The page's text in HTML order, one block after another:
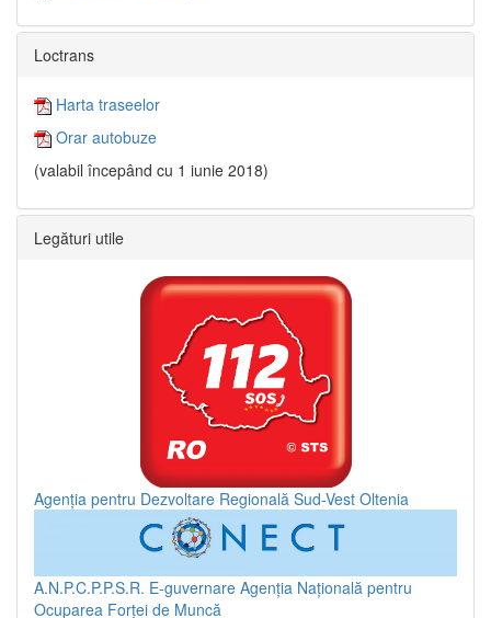
Loctrans
Harta traseelor
Orar autobuze
(valabil începând cu 1 iunie 2018)
Legături utile
Agenția pentru Dezvoltare Regională Sud-Vest Oltenia
A.N.P.C.P.P.S.R. E-guvernare Agenția Națională pentru
Ocuparea Forței de Muncă